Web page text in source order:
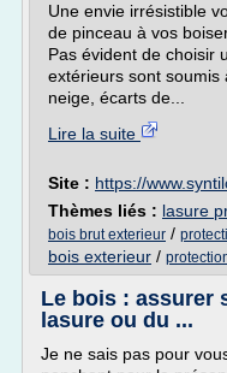
Une envie irrésistible
de pinceau à vos
Pas évident de choisir
extérieurs sont soumis
neige, écarts de...
Lire la suite
Site : https://
Thèmes liés : lasure
bois brut exterieur /
bois exterieur /
Le bois : assurer
lasure ou du ...
Je ne sais pas pour